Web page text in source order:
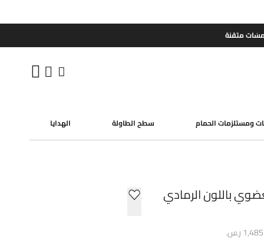
متقنة
ومستلزمات الحمام سطح الطاولة الهدايا
باللون الرمادي
ر.س.